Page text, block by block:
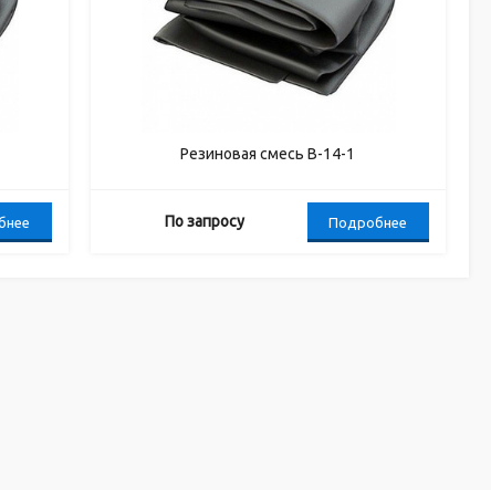
Резиновая смесь В-14-1
По запросу Подробнее